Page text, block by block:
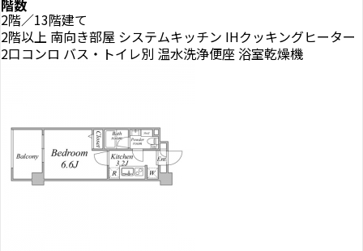
階数
2階／13階建て
2階以上 南向き部屋 システムキッチン IHクッキングヒーター
2口コンロ バス・トイレ別 温水洗浄便座 浴室乾燥機